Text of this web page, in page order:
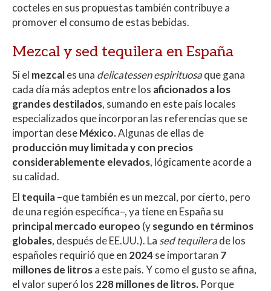
cocteles en sus propuestas también contribuye a
promover el consumo de estas bebidas.
Mezcal y sed tequilera en España
Si el mezcales una delicatessen espirituosaque gana
cada día más adeptos entre los aficionados a los
grandes destilados, sumando en este país locales
especializados que incorporan las referencias que se
importan deseMéxico.Algunas de ellas de
producción muy limitada y con precios
considerablemente elevados, lógicamente acorde a
su calidad.
El tequila–que también es un mezcal, por cierto, pero
de una región específica–, ya tiene en España su
principal mercado europeo (ysegundo en términos
globales, después de EE.UU.). La sed tequilerade los
españoles requirió que en 2024se importaran 7
millones de litrosa este país. Y como el gusto se afina,
el valor superó los 228 millones de litros. Porque